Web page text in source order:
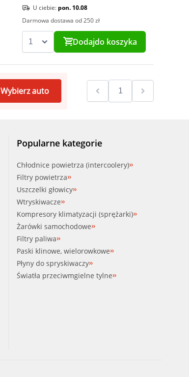
U ciebie: pon. 10.08
Darmowa dostawa od 250 zł
Dodajdo koszyka
Wybierz auto
Popularne kategorie
Chłodnice powietrza (intercoolery)
Filtry powietrza
Uszczelki głowicy
Wtryskiwacze
Kompresory klimatyzacji (sprężarki)
Żarówki samochodowe
Filtry paliwa
Paski klinowe, wielorowkowe
Płyny do spryskiwaczy
Światła przeciwmgielne tylne